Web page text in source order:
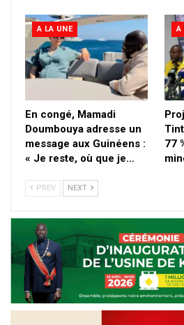
A LA UNE
En congé, Mamadi
Doumbouya adresse un
message aux Guinéens :
« Je reste, où que je…
A
77
PREV NEXT